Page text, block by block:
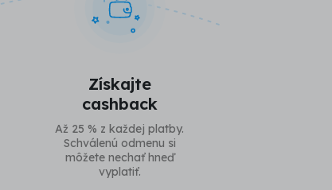
Získajte
cashback
Až 25 % z každej platby.
Schválenú odmenu si
môžete nechať hneď
vyplatiť.